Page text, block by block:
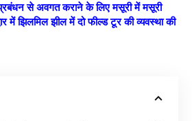
से अवगत कराने के लिए मसूरी में मसूरी
में झिलमिल झील में दो फील्ड टूर की व्यवस्था की